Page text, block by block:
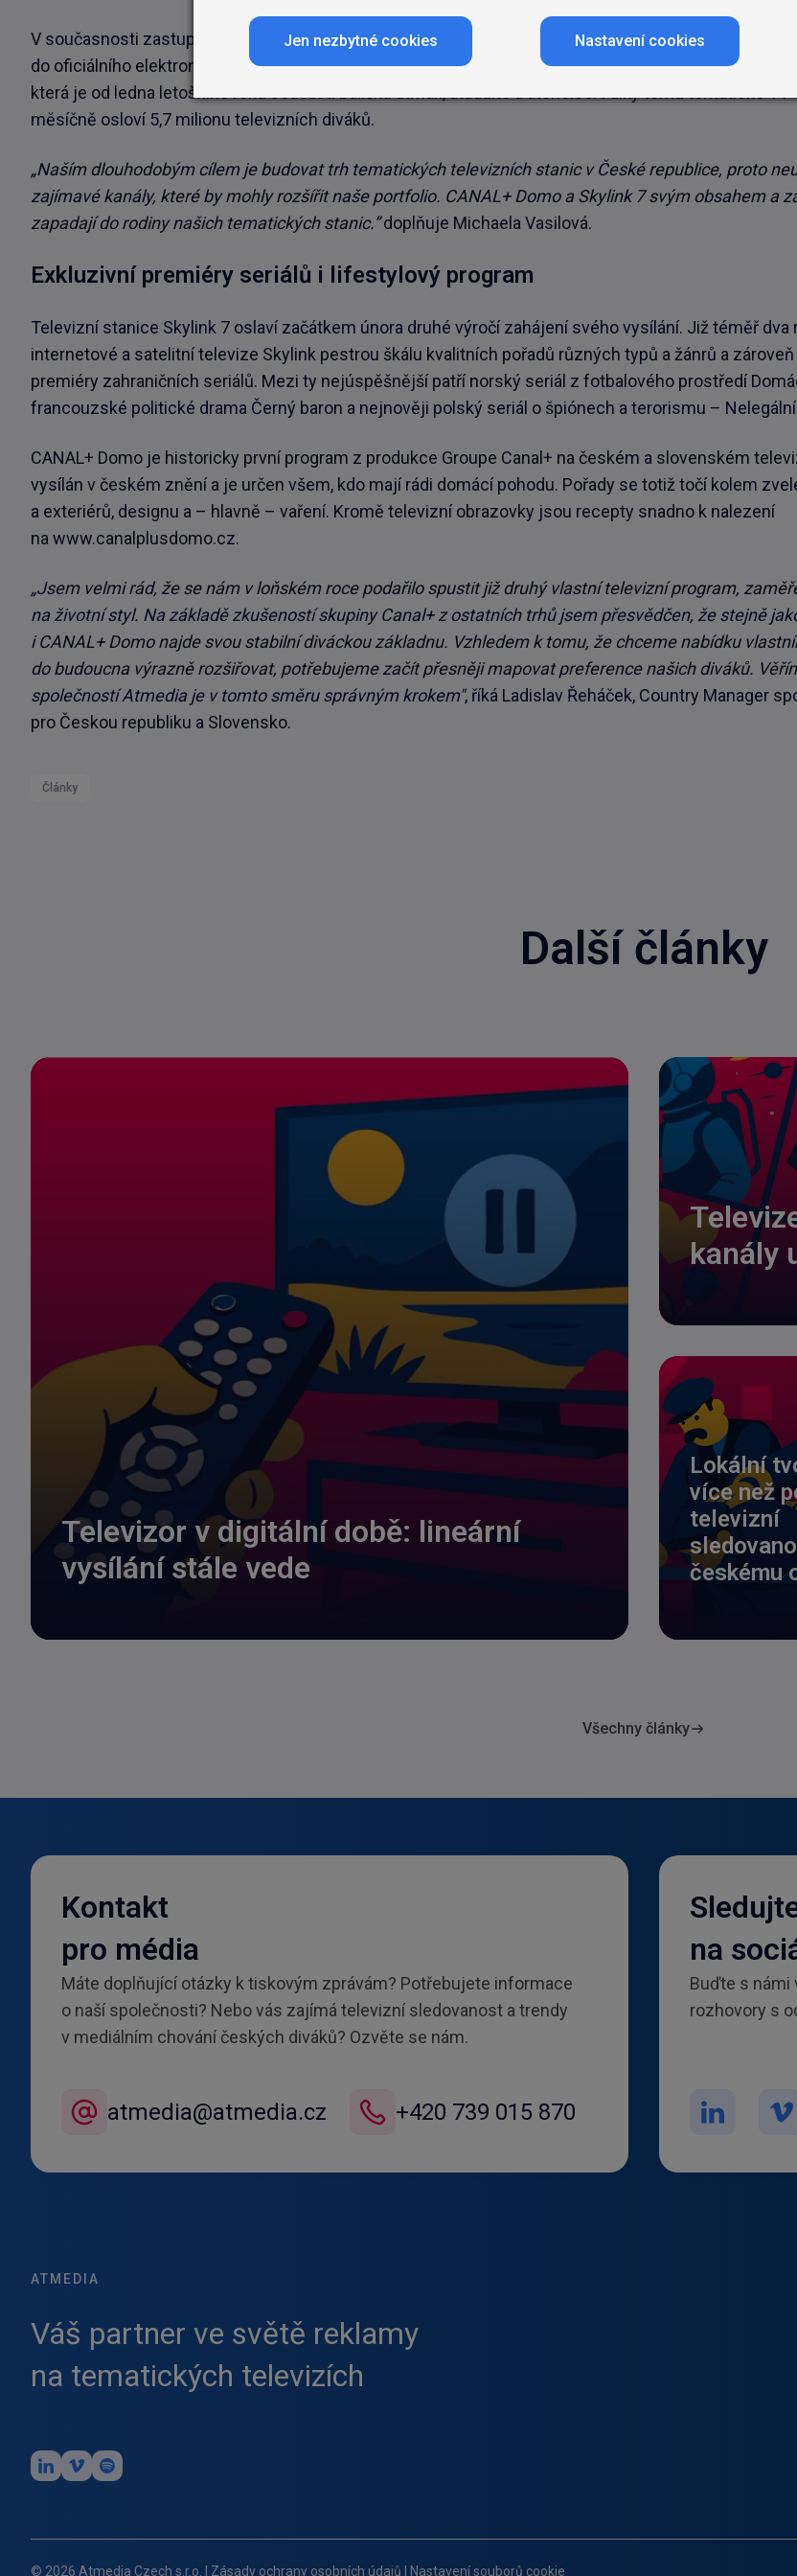
V současnosti zastupuje společnost Atmedia na českém trhu 28 tematických TV stanic, z nichž 23
do oficiálního elektronického měření sledovanosti. Poslední nedávnou změnou bylo rozšíření
která je od ledna letošního roku součástí balíčku atmax, atadults a atchoice. I díky tomu tematické TV
měsíčně osloví 5,7 milionu televizních diváků.
„Naším dlouhodobým cílem je budovat trh tematických televizních stanic v České republice, proto
zajímavé kanály, které by mohly rozšířit naše portfolio. CANAL+ Domo a Skylink 7 svým obsahem a
zapadají do rodiny našich tematických stanic.”doplňuje Michaela Vasilová.
Exkluzivní premiéry seriálů i lifestylový program
Televizní stanice Skylink 7 oslaví začátkem února druhé výročí zahájení svého vysílání. Již téměř dva
internetové a satelitní televize Skylink pestrou škálu kvalitních pořadů různých typů a žánrů a
premiéry zahraničních seriálů. Mezi ty nejúspěšnější patří norský seriál z fotbalového prostředí
francouzské politické drama Černý baron a nejnověji polský seriál o špiónech a terorismu –
CANAL+ Domo je historicky první program z produkce Groupe Canal+ na českém a slovenském
vysílán v českém znění a je určen všem, kdo mají rádi domácí pohodu. Pořady se totiž točí kolem
a exteriérů, designu a – hlavně – vaření. Kromě televizní obrazovky jsou recepty snadno k nalezení
na www.canalplusdomo.cz.
„Jsem velmi rád, že se nám v loňském roce podařilo spustit již druhý vlastní televizní program,
na životní styl. Na základě zkušeností skupiny Canal+ z ostatních trhů jsem přesvědčen, že stejně
i CANAL+ Domo najde svou stabilní diváckou základnu. Vzhledem k tomu, že chceme nabídku
do budoucna výrazně rozšiřovat, potřebujeme začít přesněji mapovat preference našich diváků.
společností Atmedia je v tomto směru správným krokem", říká Ladislav Řeháček, Country Manager
pro Českou republiku a Slovensko.
Články
Další články
Televizor v digitální době: lineární
vysílání stále vede
kanály
Lokální
více než
televizní
českému
Všechny články
Kontakt
pro média
Máte doplňující otázky k tiskovým zprávám? Potřebujete informace
o naší společnosti? Nebo vás zajímá televizní sledovanost a trendy
v mediálním chování českých diváků? Ozvěte se nám.
atmedia@atmedia.cz +420 739 015 870
na
Buďte s námi
rozhovory s
ATMEDIA
Váš partner ve světě reklamy
na tematických televizích
© 2026 Atmedia Czech s.r.o. Zásady ochrany osobních údajů Nastavení souborů cookie
Jen nezbytné cookies Nastavení cookies